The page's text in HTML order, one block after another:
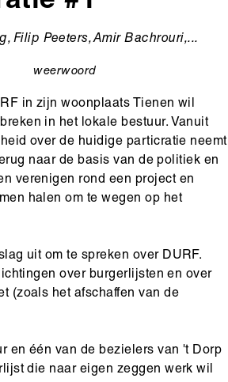
Filip Peeters, Amir Bachrouri,...
weerwoord
in zijn woonplaats Tienen wil
in het lokale bestuur. Vanuit
over de huidige particratie neemt
naar de basis van de politiek en
verenigen rond een project en
halen om te wegen op het
uit om te spreken over DURF.
over burgerlijsten en over
(zoals het afschaffen van de
en één van de bezielers van 't Dorp
die naar eigen zeggen werk wil